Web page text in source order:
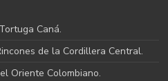
Caná.
de la Cordillera Central.
Oriente Colombiano.